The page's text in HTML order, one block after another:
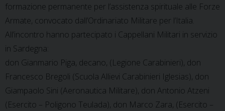
formazione permanente per l’assistenza spirituale alle Forze
Armate, convocato dall’Ordinariato Militare per l’Italia.
All’incontro hanno partecipato i Cappellani Militari in servizio
in Sardegna:
don Gianmario Piga, decano, (Legione Carabinieri), don
Francesco Bregoli (Scuola Allievi Carabinieri Iglesias), don
Giampaolo Sini (Aeronautica Militare), don Antonio Atzeni
(Esercito – Poligono Teulada), don Marco Zara, (Esercito –